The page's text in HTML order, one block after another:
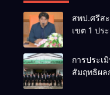
สพป.ศรีสะ
เขต 1 ปร
จัดการ
แข่งขันงาน
ศิลปหัตถก
การประเ
สัมฤทธิผล